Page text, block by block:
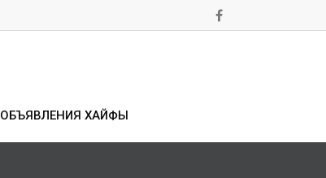
ОБЪЯВЛЕНИЯ ХАЙФЫ